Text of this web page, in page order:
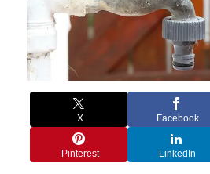
X Facebook
Pinterest LinkedIn